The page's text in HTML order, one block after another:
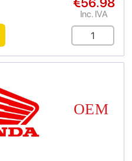
Inc. IVA